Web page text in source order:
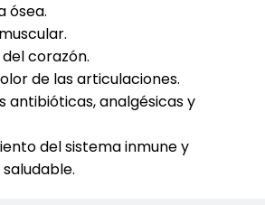
ósea.
corazón.
de las articulaciones.
antibióticas, analgésicas y
del sistema inmune y